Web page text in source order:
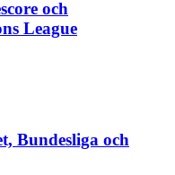
och
League
Bundesliga och